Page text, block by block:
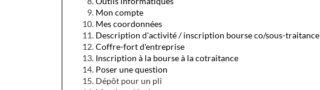
Mon compte
Mes coordonnées
Description d'activité / inscription bourse co/sous-traitance
Coffre-fort d'entreprise
Inscription à la bourse à la cotraitance
Poser une question
Dépôt pour un pli